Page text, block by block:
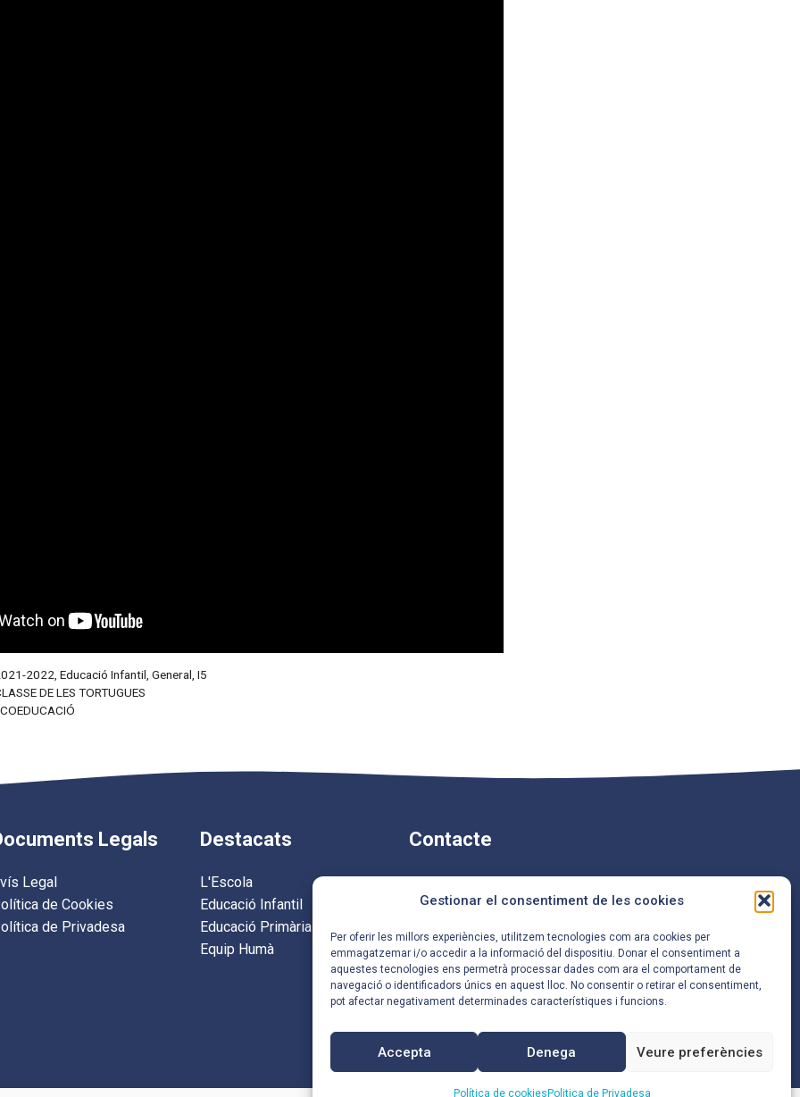
Gestionar el consentiment de les cookies
Per oferir les millors experiències, utilitzem tecnologies com ara cookies per
emmagatzemar i/o accedir a la informació del dispositiu. Donar el consentiment a
aquestes tecnologies ens permetrà processar dades com ara el comportament de
navegació o identificadors únics en aquest lloc. No consentir o retirar el consentiment,
pot afectar negativament determinades característiques i funcions.
Accepta Denega Veure preferències
Política de cookies Politica de Privadesa
2022 Educació Infantil General I5
DE LES TORTUGUES
Legals
Legal
de Cookies
de Privadesa
Destacats
L'Escola
Educació Infantil
Educació Primària
Equip Humà
Contacte
Carrer de Mossèn Camil
Rosell, 96,
Gramenet, Barcelona
933 86 66 67
a8045574@xtec.cat